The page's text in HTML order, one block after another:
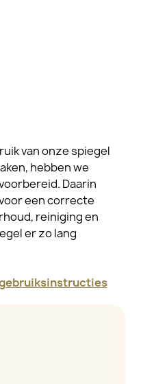
van onze spiegel
hebben we
Daarin
een correcte
reiniging en
er zo lang